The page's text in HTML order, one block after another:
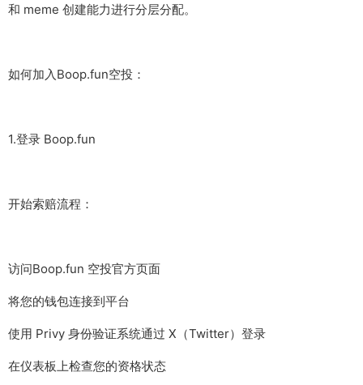
和 meme 创建能力进行分层分配。
如何加入Boop.fun空投：
1.登录 Boop.fun
开始索赔流程：
访问Boop.fun 空投官方页面
将您的钱包连接到平台
使用 Privy 身份验证系统通过 X（Twitter）登录
在仪表板上检查您的资格状态